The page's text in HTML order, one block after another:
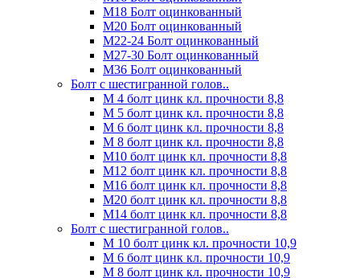
М18 Болт оцинкованный
М20 Болт оцинкованный
М22-24 Болт оцинкованный
М27-30 Болт оцинкованный
М36 Болт оцинкованный
Болт с шестигранной голов..
М 4 болт цинк кл. прочности 8,8
М 5 болт цинк кл. прочности 8,8
М 6 болт цинк кл. прочности 8,8
М 8 болт цинк кл. прочности 8,8
М10 болт цинк кл. прочности 8,8
М12 болт цинк кл. прочности 8,8
М16 болт цинк кл. прочности 8,8
М20 болт цинк кл. прочности 8,8
М14 болт цинк кл. прочности 8,8
Болт с шестигранной голов..
М 10 болт цинк кл. прочности 10,9
М 6 болт цинк кл. прочности 10,9
М 8 болт цинк кл. прочности 10,9